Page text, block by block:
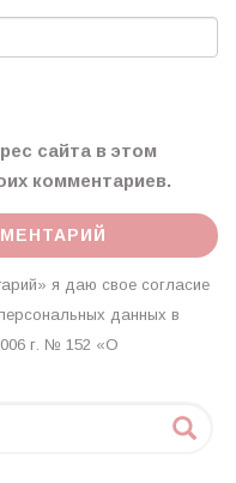
сайта в этом
комментариев.
я даю свое согласие
данных в
г. № 152 «О